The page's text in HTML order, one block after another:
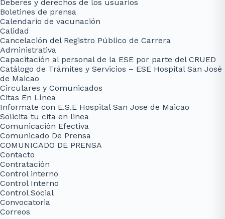
Deberes y derechos de los usuarios
Boletines de prensa
Calendario de vacunación
Calidad
Cancelación del Registro Público de Carrera
Administrativa
Capacitación al personal de la ESE por parte del CRUED
Catálogo de Trámites y Servicios – ESE Hospital San José
de Maicao
Circulares y Comunicados
Citas En Línea
Informate con E.S.E Hospital San Jose de Maicao
Solicita tu cita en linea
Comunicación Efectiva
Comunicado De Prensa
COMUNICADO DE PRENSA
Contacto
Contratación
Control interno
Control Interno
Control Social
Convocatoria
Correos